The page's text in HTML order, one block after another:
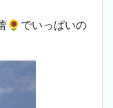
🌻でいっぱいの